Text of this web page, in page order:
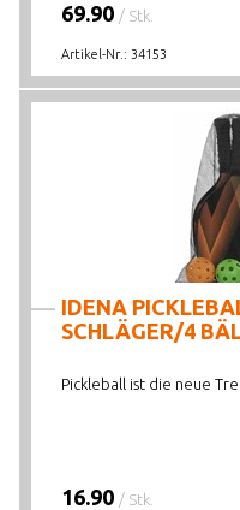
69.90 / Stk.
Artikel-Nr.: 34153
IDENA
SCHLÄGER/4
Pickleball ist die neue
16.90 / Stk.